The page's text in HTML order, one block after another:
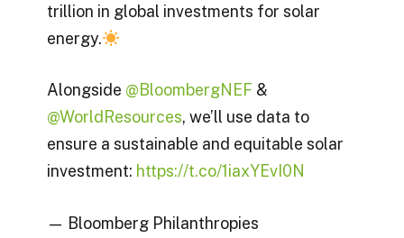
trillion in global investments for solar
energy.
Alongside @BloombergNEF &
@WorldResources, we’ll use data to
ensure a sustainable and equitable solar
investment: https://t.co/1iaxYEvI0N
— Bloomberg Philanthropies